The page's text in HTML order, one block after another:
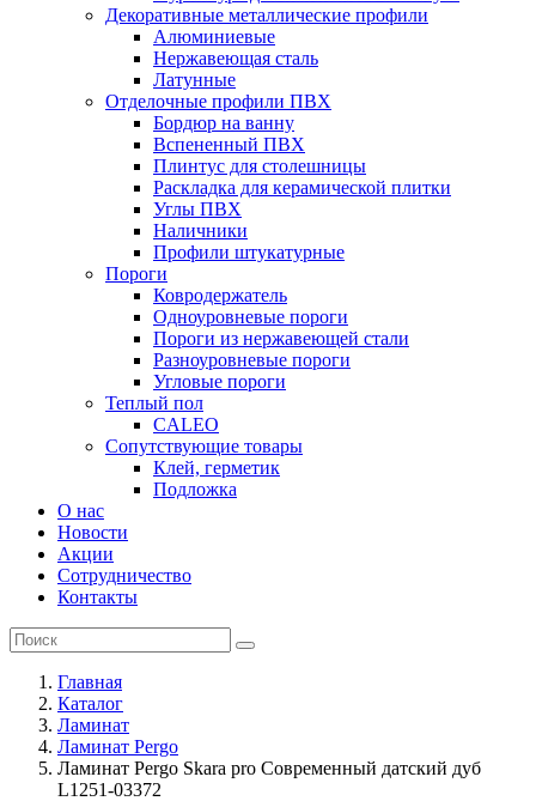
Декоративные металлические профили
Алюминиевые
Нержавеющая сталь
Латунные
Отделочные профили ПВХ
Бордюр на ванну
Вспененный ПВХ
Плинтус для столешницы
Раскладка для керамической плитки
Углы ПВХ
Наличники
Профили штукатурные
Пороги
Ковродержатель
Одноуровневые пороги
Пороги из нержавеющей стали
Разноуровневые пороги
Угловые пороги
Теплый пол
CALEO
Сопутствующие товары
Клей, герметик
Подложка
О нас
Новости
Акции
Сотрудничество
Контакты
Главная
Каталог
Ламинат
Ламинат Pergo
Ламинат Pergo Skara pro Современный датский дуб
L1251-03372